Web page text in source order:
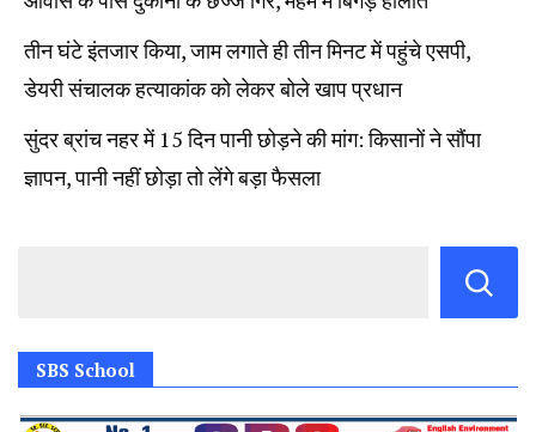
तीन घंटे इंतजार किया, जाम लगाते ही तीन मिनट में पहुंचे एसपी,
डेयरी संचालक हत्याकांक को लेकर बोले खाप प्रधान
सुंदर ब्रांच नहर में 15 दिन पानी छोड़ने की मांग: किसानों ने सौंपा
ज्ञापन, पानी नहीं छोड़ा तो लेंगे बड़ा फैसला
SBS School